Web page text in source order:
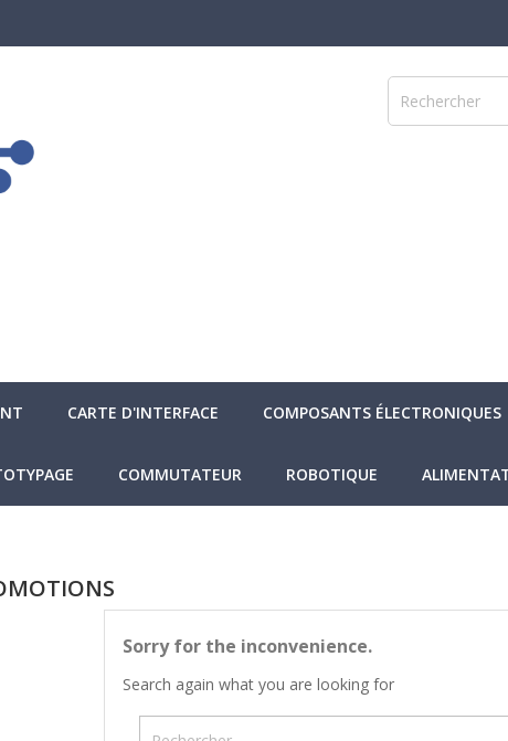
CARTE D'INTERFACE COMPOSANTS ÉLECTRONIQUES
COMMUTATEUR ROBOTIQUE
Sorry for the inconvenience.
Search again what you are looking for